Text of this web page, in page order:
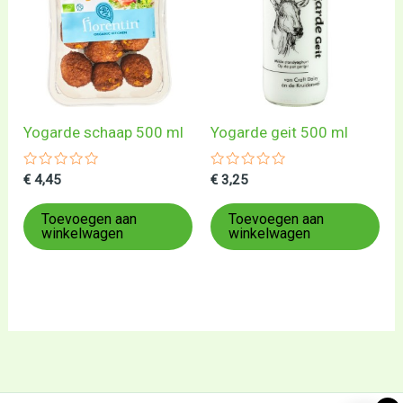
Yogarde schaap 500 ml
Gewaardeerd
uit
5
€ 4,45
Toevoegen aan
winkelwagen
Yogarde geit 500 ml
Gewaardeerd
uit
5
€ 3,25
Toevoegen aan
winkelwagen